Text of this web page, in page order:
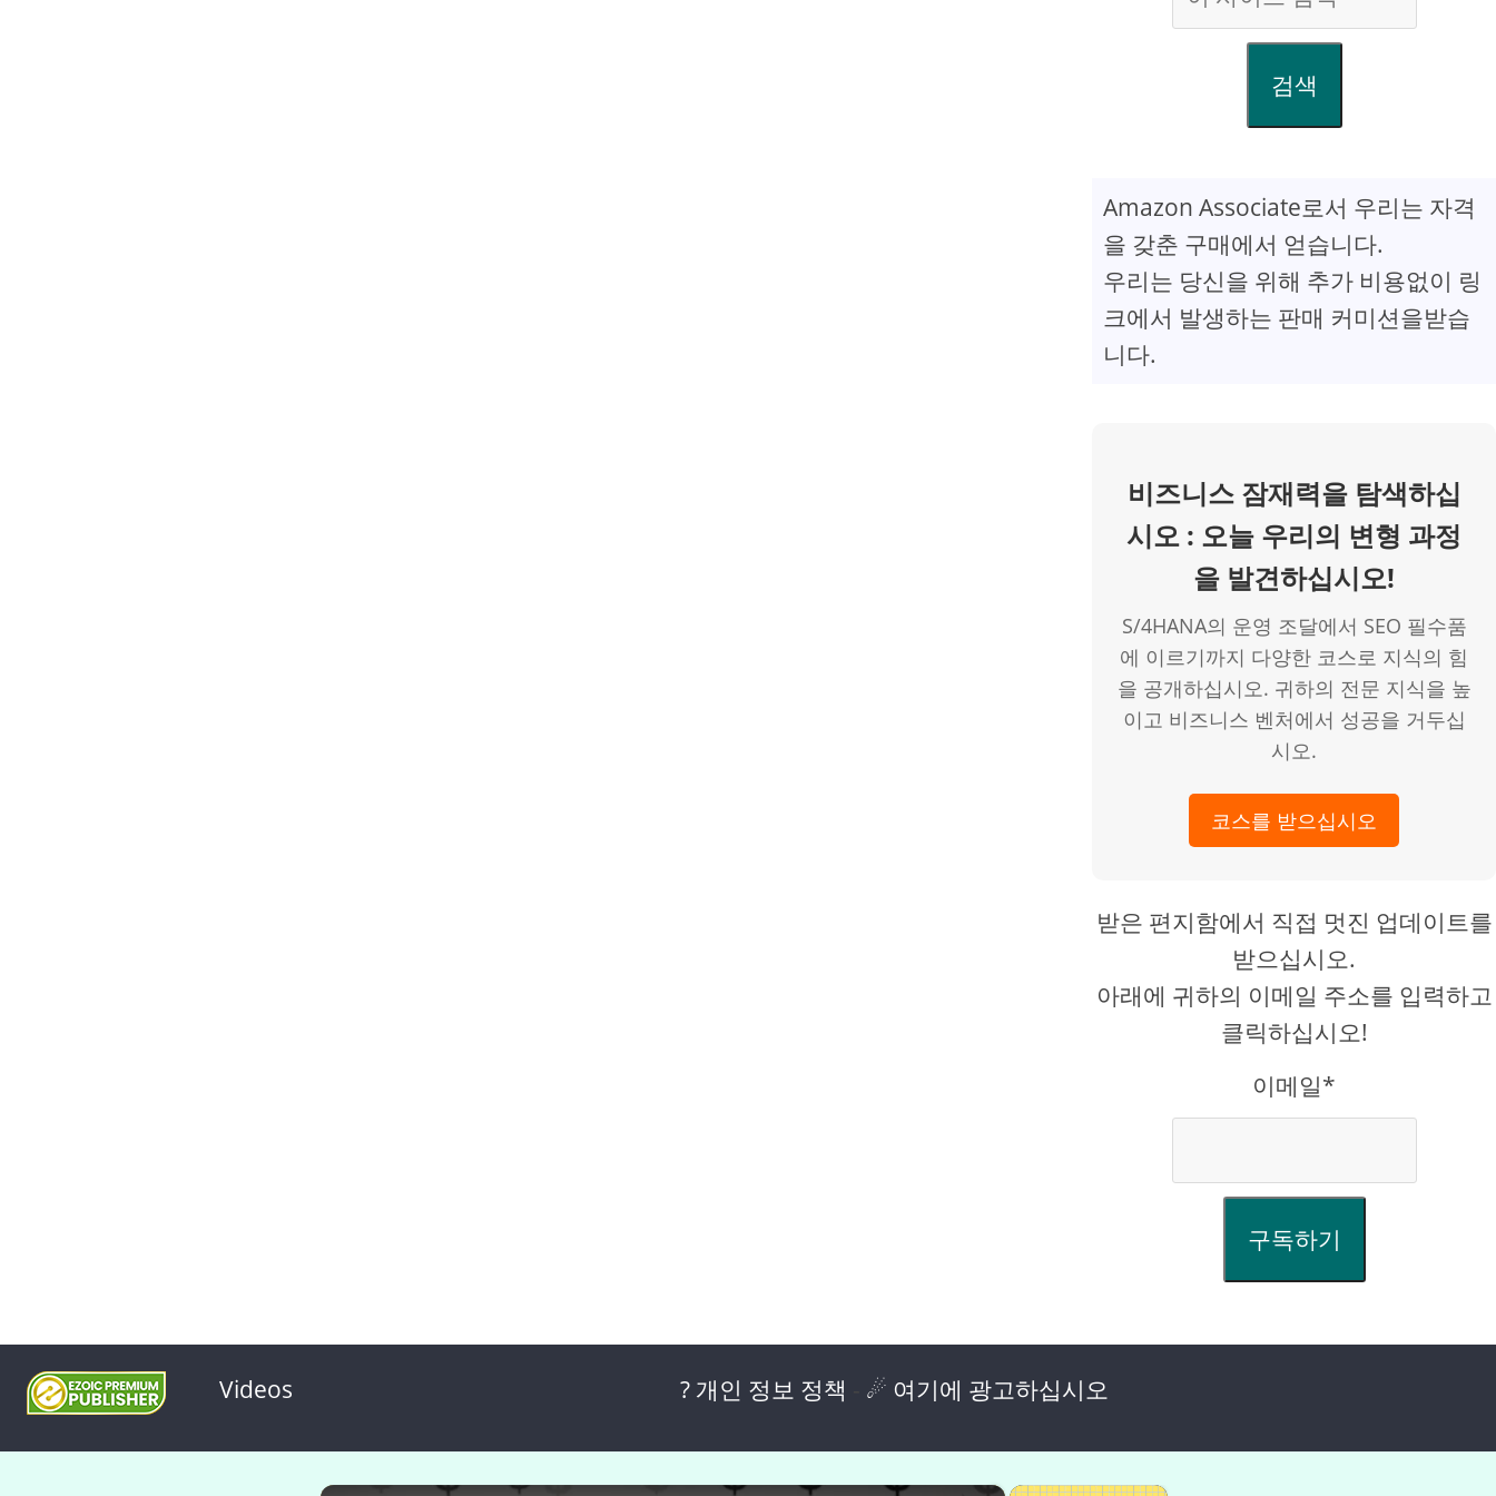
검색
Amazon Associate로서 우리는 자격
을 갖춘 구매에서 얻습니다.
우리는 당신을 위해 추가 비용없이 링
크에서 발생하는 판매 커미션을받습
니다.
비즈니스 잠재력을 탐색하십
시오 : 오늘 우리의 변형 과정
을 발견하십시오!
S/4HANA의 운영 조달에서 SEO 필수품
에 이르기까지 다양한 코스로 지식의 힘
을 공개하십시오. 귀하의 전문 지식을 높
이고 비즈니스 벤처에서 성공을 거두십
시오.
코스를 받으십시오
받은 편지함에서 직접 멋진 업데이트를
받으십시오.
아래에 귀하의 이메일 주소를 입력하고
클릭하십시오!
이메일*
구독하기
Videos ? 개인 정보 정책 ☄ 여기에 광고하십시오